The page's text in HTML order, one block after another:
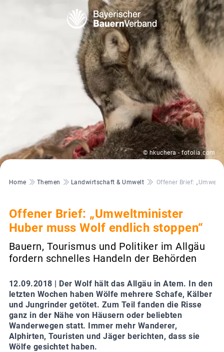
© hkuchera - fotolia.com
Pfadnavigation
Home Themen Landwirtschaft & Umwelt Offener Brief:
Offener Brief: „Umweltminister
Huber muss Wolf endlich stoppen“
Bauern, Tourismus und Politiker im Allgäu
fordern schnelles Handeln der Behörden
12.09.2018 | Der Wolf hält das Allgäu in Atem. In den
letzten Wochen haben Wölfe mehrere Schafe, Kälber
und Jungrinder getötet. Zum Teil fanden die Risse
ganz in der Nähe von Häusern oder beliebten
Wanderwegen statt. Immer mehr Wanderer,
Alphirten, Touristen und Jäger berichten, dass sie
Wölfe gesichtet haben.